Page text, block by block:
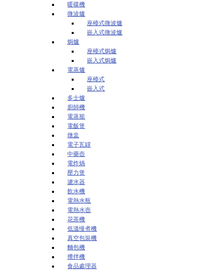
暖碟機
微波爐
座檯式微波爐
嵌入式微波爐
焗爐
座檯式焗爐
嵌入式焗爐
電蒸爐
座檯式
嵌入式
多士爐
廚師機
電蒸籠
電飯煲
燉盅
電子瓦罉
中藥壺
電炸煱
壓力煲
濾水器
飲水機
電熱水瓶
電熱水壺
花茶機
低溫慢煮機
真空包裝機
麵包機
攪拌機
食品處理器